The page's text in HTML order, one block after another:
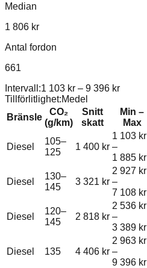
Median
1 806 kr
Antal fordon
661
Intervall:1 103 kr – 9 396 kr
Tillförlitlighet:Medel
Bränsle
CO₂
(g/km)
Snitt
skatt
Min –
Max
Diesel
105–
125
1 400 kr
1 103 kr
–
1 885 kr
Diesel
130–
145
3 321 kr
2 927 kr
–
7 108 kr
Diesel
120–
145
2 818 kr
2 536 kr
–
3 389 kr
Diesel 135 4 406 kr
2 963 kr
–
9 396 kr